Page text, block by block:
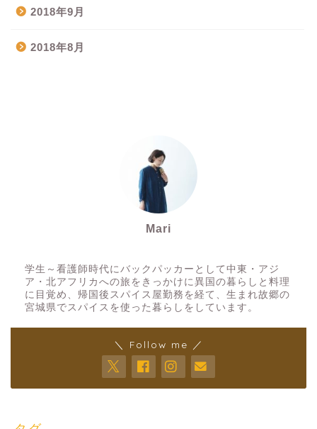
2018年9月
2018年8月
Mari
学生～看護師時代にバックパッカーとして中東・アジ
ア・北アフリカへの旅をきっかけに異国の暮らしと料理
に目覚め、帰国後スパイス屋勤務を経て、生まれ故郷の
宮城県でスパイスを使った暮らしをしています。
＼ Follow me ／